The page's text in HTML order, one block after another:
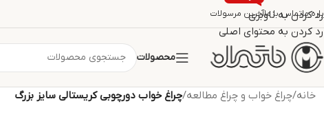
رد کردن به ناوبری
رد کردن به محتوای اصلی
ماتماس با ماآخرین مرسولات
محصولات
خانه/چراغ خواب و چراغ مطالعه/چراغ خواب دورچوبی کریستالی سایز بزرگ